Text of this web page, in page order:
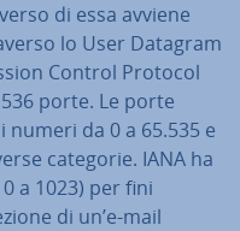
di essa avviene
lo User Datagram
Control Protocol
porte. Le porte
da 0 a 65.535 e
categorie. IANA ha
a 1023) per fini
di un’e-mail